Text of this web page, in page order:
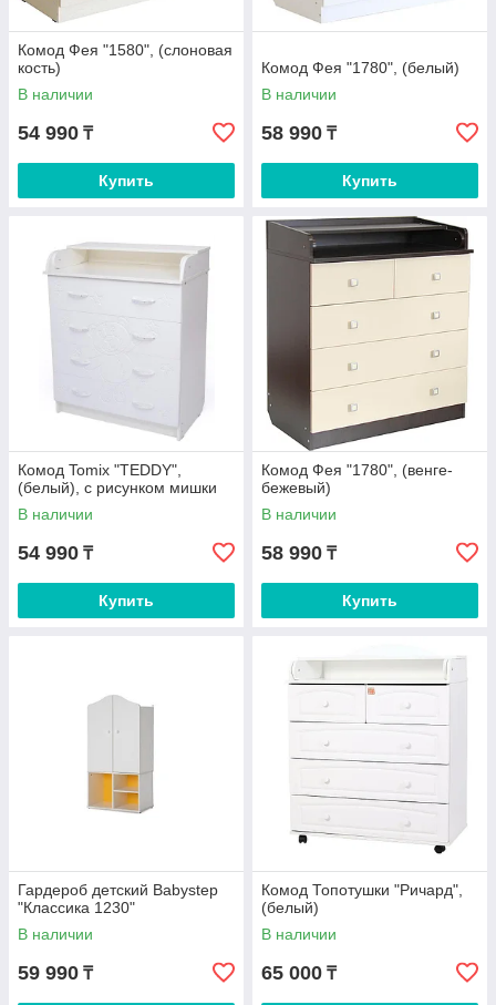
Комод Фея "1580", (слоновая
кость)
В наличии
54 990 ₸
Купить
Комод Фея "1780", (белый)
В наличии
58 990 ₸
Купить
Комод Tomix "TEDDY",
(белый), с рисунком мишки
В наличии
54 990 ₸
Купить
Комод Фея "1780", (венге-
бежевый)
В наличии
58 990 ₸
Купить
Гардероб детский Babystep
"Классика 1230"
В наличии
59 990 ₸
Комод Топотушки "Ричард",
(белый)
В наличии
65 000 ₸